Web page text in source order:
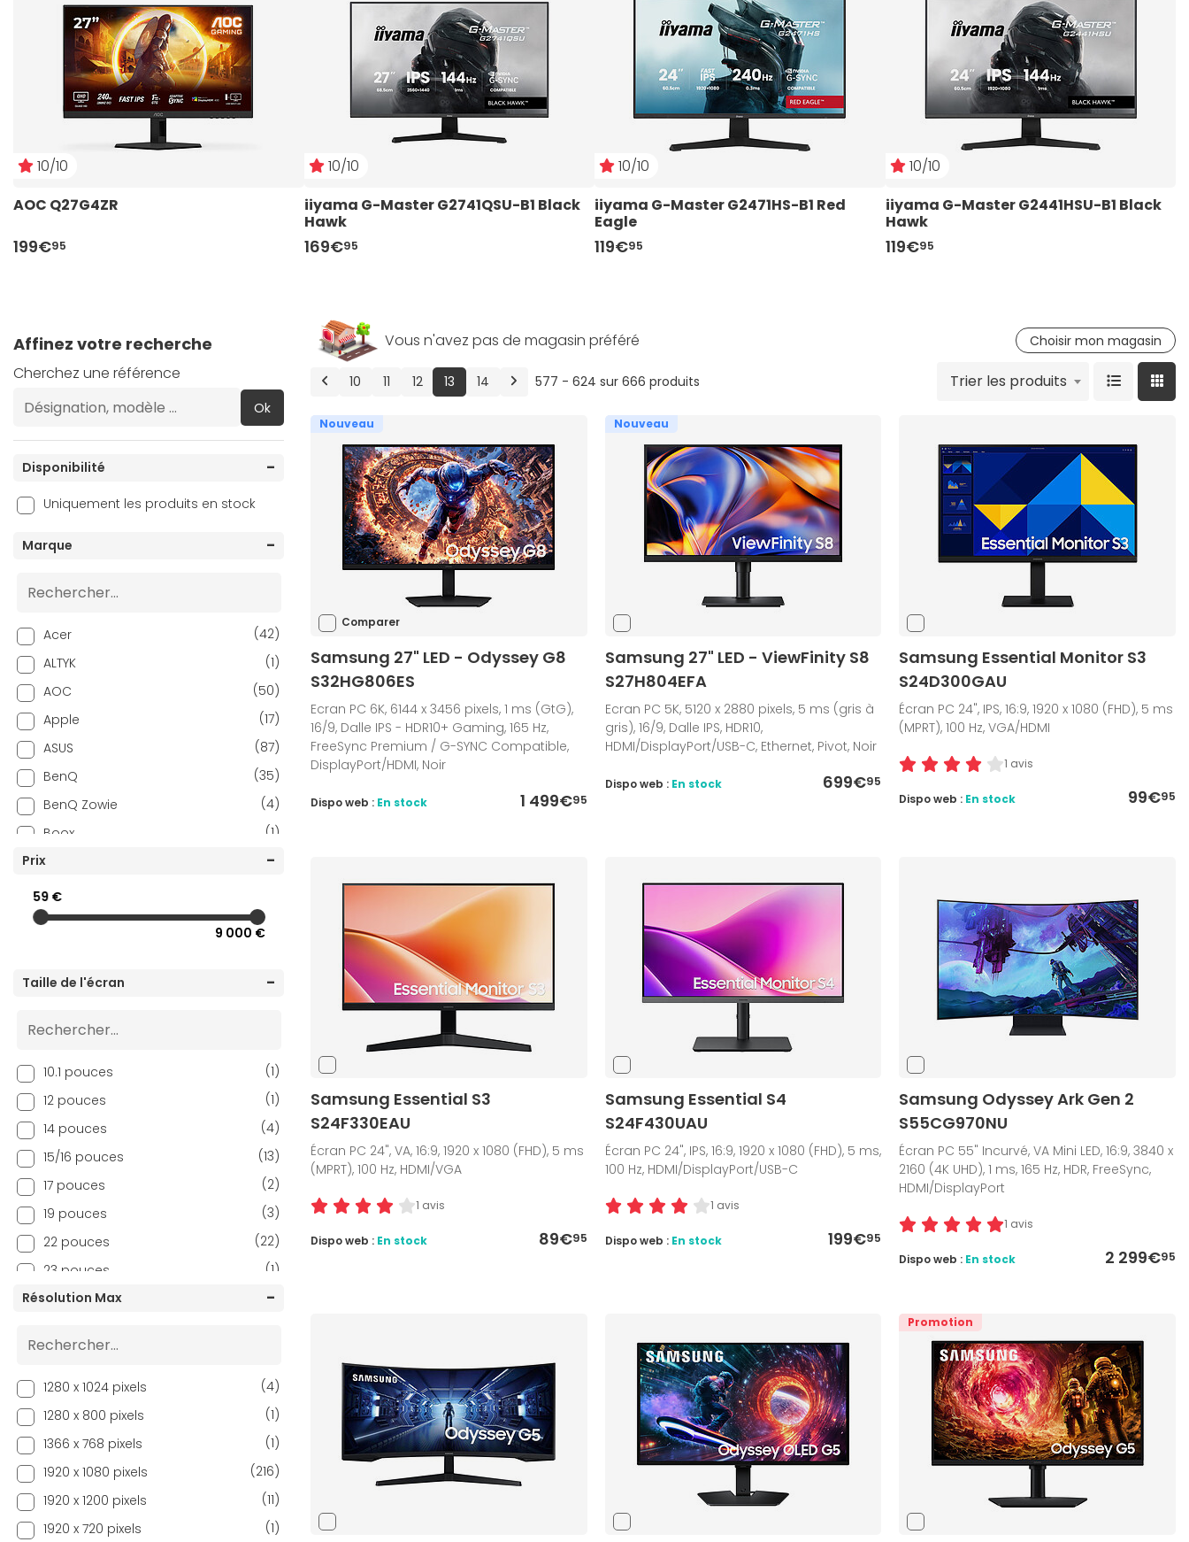
10/10
AOC Q27G4ZR
199€95
10/10
iiyama G-Master G2741QSU-B1 Black
Hawk
169€95
10/10
iiyama G-Master G2471HS-B1 Red
Eagle
119€95
10/10
iiyama G-Master G2441HSU-B1 Black
Hawk
119€95
Affinez votre recherche
Cherchez une référence
Ok
Disponibilité
Uniquement les produits en stock
Marque
Acer
(42)
ALTYK
(1)
AOC
(50)
Apple
(17)
ASUS
(87)
BenQ
(35)
BenQ Zowie
(4)
Boox
(1)
Corsair
(2)
Dell
Eizo
(18)
Gigabyte
iiyama
Prix
59 €
9 000 €
Taille de l'écran
10.1 pouces
(1)
12 pouces
(1)
14 pouces
(4)
15/16 pouces
(13)
17 pouces
(2)
19 pouces
(3)
22 pouces
(22)
23 pouces
(1)
24 pouces
(107)
27 pouces
28 pouces
(3)
29 pouces
(1)
32 pouces
(87)
34 pouces
(67)
37 pouces
(7)
38 pouces
(2)
Résolution Max
1280 x 1024 pixels
(4)
1280 x 800 pixels
(1)
1366 x 768 pixels
(1)
1920 x 1080 pixels
(216)
1920 x 1200 pixels
(11)
1920 x 720 pixels
(1)
Vous n'avez pas de magasin préféré Choisir mon magasin
Précédent
10 11 12 13 (current)
14 Suivant577 - 624 sur 666 produits Trier les produits
Nouveau
Comparer
Samsung 27" LED - Odyssey G8
S32HG806ES
Ecran PC 6K, 6144 x 3456 pixels, 1 ms (GtG),
16/9, Dalle IPS - HDR10+ Gaming, 165 Hz,
FreeSync Premium / G-SYNC Compatible,
DisplayPort/HDMI, Noir
1 499€95
Dispo web : En stock
Nouveau
Samsung 27" LED - ViewFinity S8
S27H804EFA
Ecran PC 5K, 5120 x 2880 pixels, 5 ms (gris à
gris), 16/9, Dalle IPS, HDR10,
HDMI/DisplayPort/USB-C, Ethernet, Pivot, Noir
699€95
Dispo web : En stock
Samsung Essential Monitor S3
S24D300GAU
Écran PC 24", IPS, 16:9, 1920 x 1080 (FHD), 5 ms
(MPRT), 100 Hz, VGA/HDMI
1 avis
99€95
Dispo web : En stock
Samsung Essential S3
S24F330EAU
Écran PC 24", VA, 16:9, 1920 x 1080 (FHD), 5 ms
(MPRT), 100 Hz, HDMI/VGA
1 avis
89€95
Dispo web : En stock
Samsung Essential S4
S24F430UAU
Écran PC 24", IPS, 16:9, 1920 x 1080 (FHD), 5 ms,
100 Hz, HDMI/DisplayPort/USB-C
1 avis
199€95
Dispo web : En stock
Samsung Odyssey Ark Gen 2
S55CG970NU
Écran PC 55" Incurvé, VA Mini LED, 16:9, 3840 x
2160 (4K UHD), 1 ms, 165 Hz, HDR, FreeSync,
HDMI/DisplayPort
1 avis
2 299€95
Dispo web : En stock
Promotion